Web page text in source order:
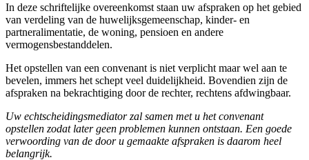
In deze schriftelijke overeenkomst staan uw afspraken op het gebied
van verdeling van de huwelijksgemeenschap, kinder- en
partneralimentatie, de woning, pensioen en andere
vermogensbestanddelen.
Het opstellen van een convenant is niet verplicht maar wel aan te
bevelen, immers het schept veel duidelijkheid. Bovendien zijn de
afspraken na bekrachtiging door de rechter, rechtens afdwingbaar.
Uw echtscheidingsmediator zal samen met u het convenant
opstellen zodat later geen problemen kunnen ontstaan. Een goede
verwoording van de door u gemaakte afspraken is daarom heel
belangrijk.